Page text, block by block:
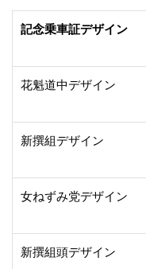
記念乗車証デザイン
花魁道中デザイン
新撰組デザイン
女ねずみ党デザイン
新撰組頭デザイン